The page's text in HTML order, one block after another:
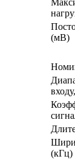
(мВ)
(кГц)